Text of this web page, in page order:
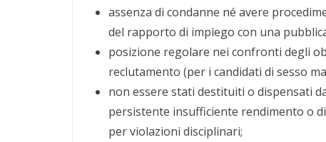
assenza di condanne né avere
del rapporto di impiego con una
posizione regolare nei confronti degli
reclutamento (per i candidati di sesso
non essere stati destituiti o dispensati
persistente insufficiente rendimento o
per violazioni disciplinari;